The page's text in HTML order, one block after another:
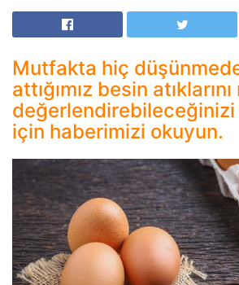
Mutfakta hiç
attığımız besin atıklarını
için haberimizi okuyun.